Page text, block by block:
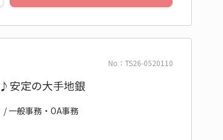
No：TS26-0520110
安定の大手地銀
一般事務・OA事務